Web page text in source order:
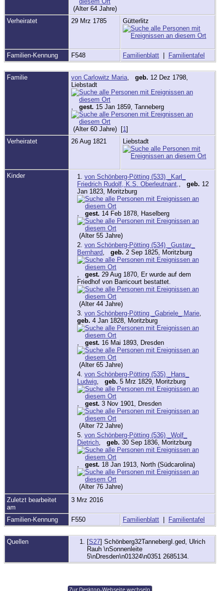
(Alter 64 Jahre)
Verheiratet
29 Mrz 1785 Gütterlitz
Familien-Kennung F548 Familienblatt | Familientafel
Familie von Carlowitz Maria geb. 12 Dez 1798,
Liebstadt
gest. 15 Jan 1859, Tanneberg
(Alter 60 Jahre) [1]
Verheiratet
26 Aug 1821 Liebstadt
Kinder 1. von Schönberg-Pötting (533) _Karl_
Friedrich Rudolf, K.S. Oberleutnant,
geb. 12
Jan 1823, Moritzburg
gest. 14 Feb 1878, Haselberg
(Alter 55 Jahre)
2. von Schönberg-Pötting (534) _Gustav_
Bernhard
geb. 2 Sep 1825, Moritzburg
gest. 29 Aug 1870, Er wurde auf dem
Friedhof von Barricourt bestattet.
(Alter 44 Jahre)
3. von Schönberg-Pötting _Gabriele_ Marie
geb. 4 Jan 1828, Moritzburg
gest. 16 Mai 1893, Dresden
(Alter 65 Jahre)
4. von Schönberg-Pötting (535) _Hans_
Ludwig
geb. 5 Mrz 1829, Moritzburg
gest. 3 Nov 1901, Dresden
(Alter 72 Jahre)
5. von Schönberg-Pötting (536) _Wolf_
Dietrich
geb. 30 Sep 1836, Moritzburg
gest. 18 Jan 1913, North (Südcarolina)
(Alter 76 Jahre)
Zuletzt bearbeitet
am
3 Mrz 2016
Familien-Kennung F550 Familienblatt | Familientafel
Quellen [S27] Schönberg32TannebergI.ged, Ulrich
Rauh \nSonnenleite
5\nDresden\n01324\n0351 2685134.
Zur Desktop-Webseite wechseln